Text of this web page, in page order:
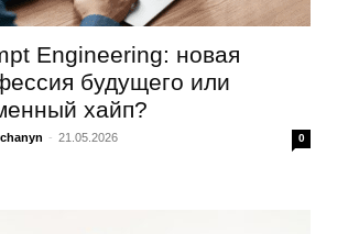
Engineering: новая
будущего или
хайп?
- 21.05.2026 0